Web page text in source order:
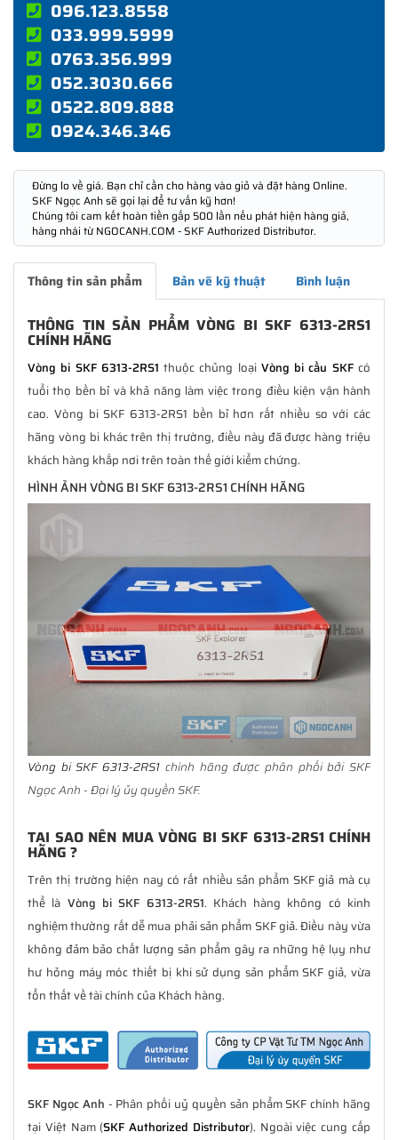
096.123.8558
033.999.5999
0763.356.999
052.3030.666
0522.809.888
0924.346.346
Đừng lo về giá. Bạn chỉ cần cho hàng vào giỏ và đặt hàng Online.
SKF Ngọc Anh sẽ gọi lại để tư vấn kỹ hơn!
Chúng tôi cam kết hoàn tiền gấp 500 lần nếu phát hiện hàng giả,
hàng nhái từ NGOCANH.COM - SKF Authorized Distributor.
Thông tin sản phẩm Bản vẽ kỹ thuật Bình luận
THÔNG TIN SẢN PHẨM VÒNG BI SKF 6313-2RS1
CHÍNH HÃNG
Vòng bi SKF 6313-2RS1 thuộc chủng loại Vòng bi cầu SKFcó
tuổi thọ bền bỉ và khả năng làm việc trong điều kiện vận hành
cao. Vòng bi SKF 6313-2RS1 bền bỉ hơn rất nhiều so với các
hãng vòng bi khác trên thị trường, điều này đã được hàng triệu
khách hàng khắp nơi trên toàn thế giới kiểm chứng.
HÌNH ẢNH VÒNG BI SKF 6313-2RS1 CHÍNH HÃNG
Vòng bi SKF 6313-2RS1 chính hãng được phân phối bởi SKF
Ngọc Anh - Đại lý ủy quyền SKF.
TẠI SAO NÊN MUA VÒNG BI SKF 6313-2RS1 CHÍNH
HÃNG ?
Trên thị trường hiện nay có rất nhiều sản phẩm SKF giả mà cụ
thể là Vòng bi SKF 6313-2RS1. Khách hàng không có kinh
nghiệm thường rất dễ mua phải sản phẩm SKF giả. Điều này vừa
không đảm bảo chất lượng sản phẩm gây ra những hệ lụy như
hư hỏng máy móc thiết bị khi sử dụng sản phẩm SKF giả, vừa
tổn thất về tài chính của Khách hàng.
SKF Ngọc Anh - Phân phối uỷ quyền sản phẩm SKF chính hãng
tại Việt Nam (SKF Authorized Distributor). Ngoài việc cung cấp